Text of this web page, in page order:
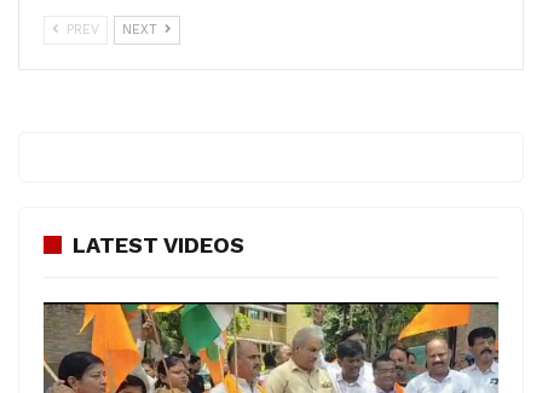
PREV NEXT
LATEST VIDEOS